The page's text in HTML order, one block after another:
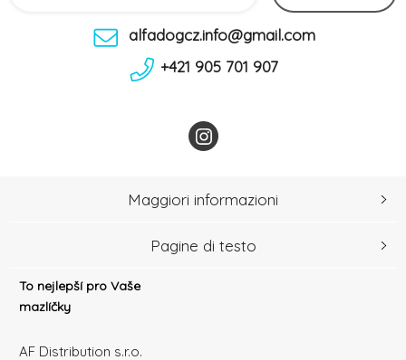
alfadogcz.info@gmail.com
+421 905 701 907
To nejlepší pro Vaše
mazlíčky
AF Distribution s.r.o.
Maggiori informazioni
Pagine di testo